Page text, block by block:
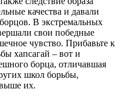
качества и давали
В экстремальных
свои победные
чувство. Прибавьте к
хапсагай – вот и
борца, отличавшая
школ борьбы,
их.